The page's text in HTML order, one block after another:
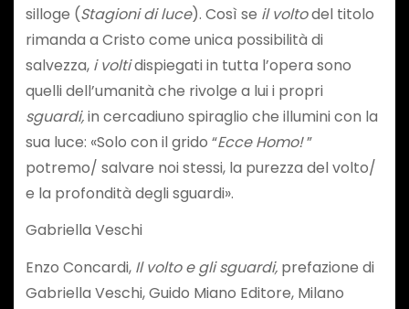
silloge (Stagioni di luce). Così se il voltodel titolo
rimanda a Cristo come unica possibilità di
salvezza, i voltidispiegati in tutta l’opera sono
quelli dell’umanità che rivolge a lui i propri
sguardi,in cercadiuno spiraglio che illumini con la
sua luce: «Solo con il grido “Ecce Homo!”
potremo/ salvare noi stessi, la purezza del volto/
e la profondità degli sguardi».
Gabriella Veschi
Enzo Concardi, Il volto e gli sguardi, prefazione di
Gabriella Veschi, Guido Miano Editore, Milano